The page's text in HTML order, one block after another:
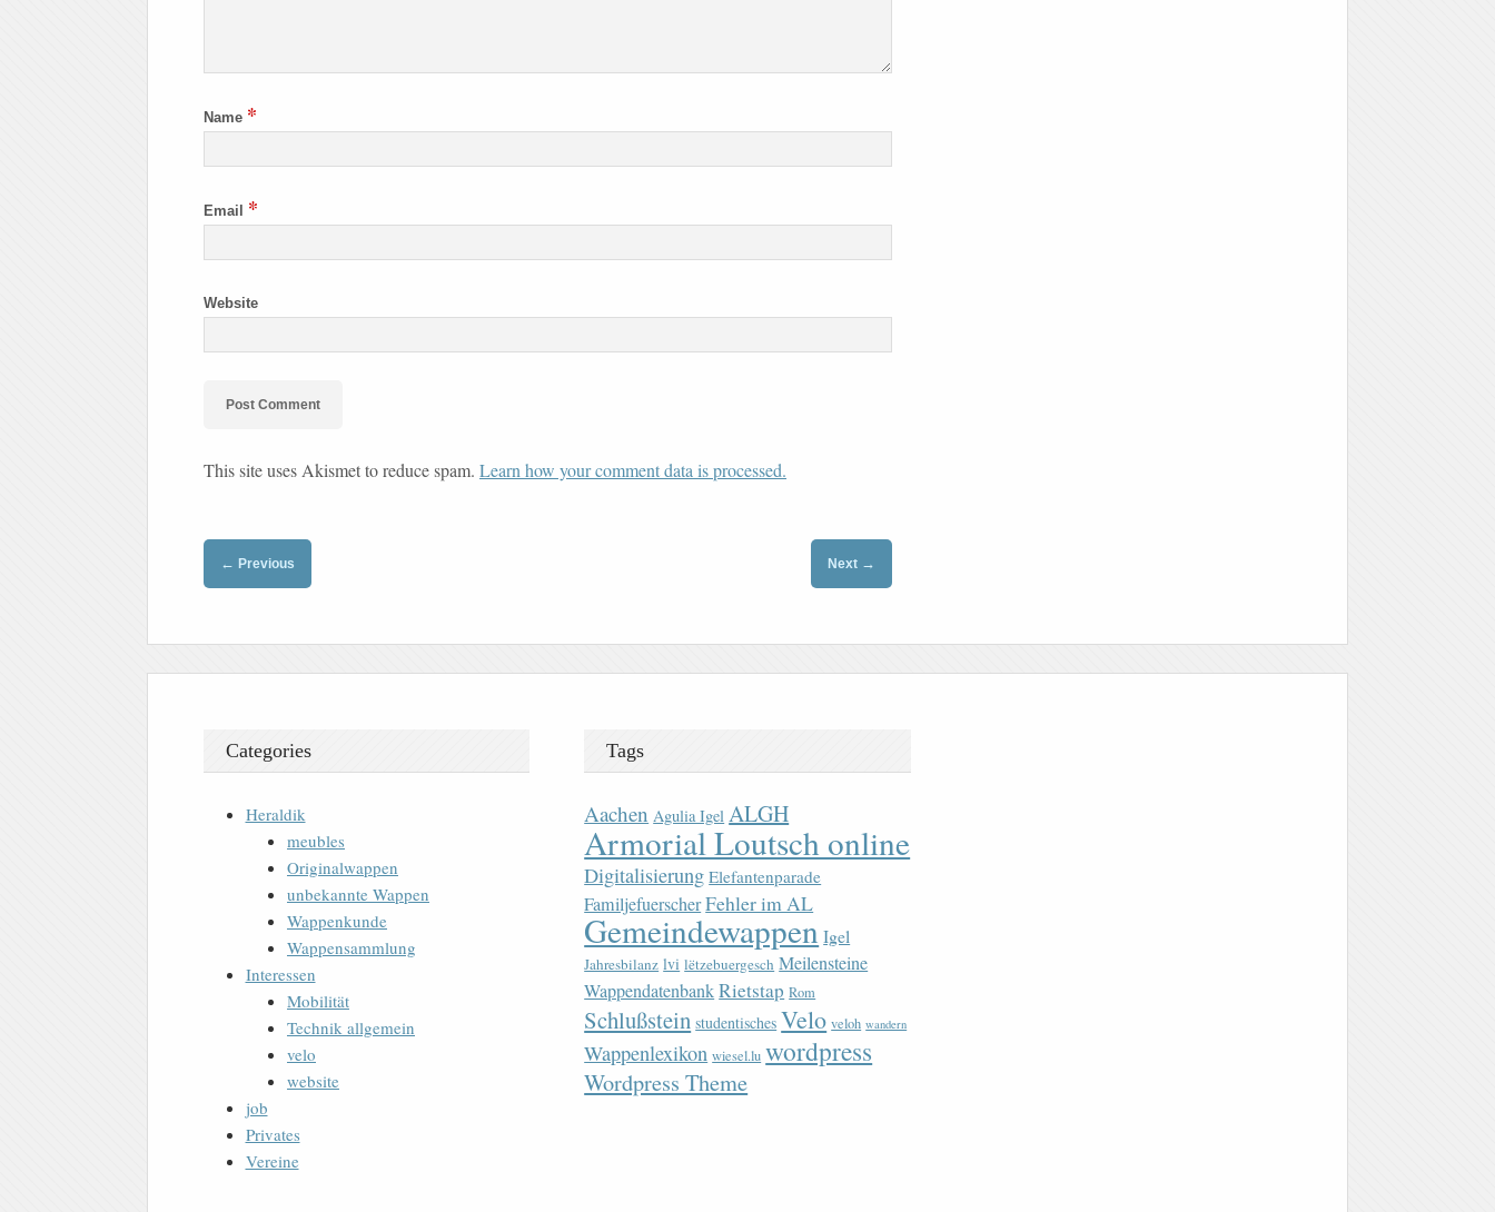
Name *
Email *
Website
This site uses Akismet to reduce spam. Learn how your comment data is processed.
← Previous Next →
Categories
Heraldik
meubles
Originalwappen
unbekannte Wappen
Wappenkunde
Wappensammlung
Interessen
Mobilität
Technik allgemein
velo
website
job
Privates
Vereine
Tags
Aachen Agulia Igel ALGH
Armorial Loutsch online
Digitalisierung Elefantenparade
FamiljefuerscherFehler im AL
Gemeindewappen Igel
Jahresbilanz lvi lëtzebuergesch Meilensteine
WappendatenbankRietstap Rom
Schlußstein studentisches Velo veloh wandern
Wappenlexikon wiesel.lu wordpress
Wordpress Theme